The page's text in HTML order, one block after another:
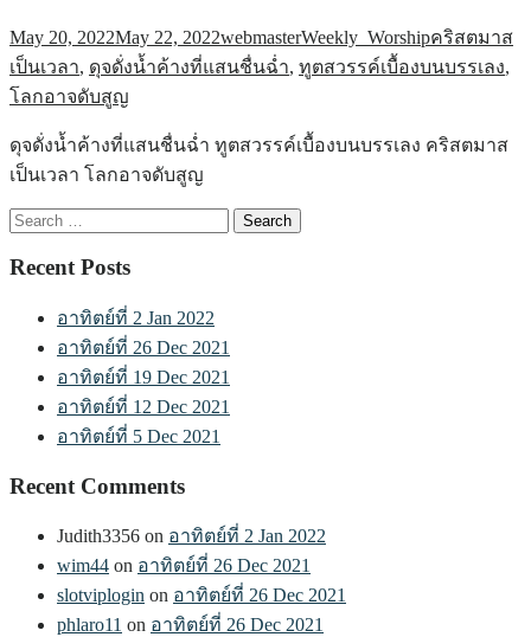
May 20, 2022May 22, 2022webmasterWeekly_Worshipคริสตมาส
เป็นเวลา, ดุจดั่งน้ำค้างที่แสนชื่นฉ่ำ, ทูตสวรรค์เบื้องบนบรรเลง,
โลกอาจดับสูญ
ดุจดั่งน้ำค้างที่แสนชื่นฉ่ำ ทูตสวรรค์เบื้องบนบรรเลง คริสตมาส
เป็นเวลา โลกอาจดับสูญ
Search
for:
Recent Posts
อาทิตย์ที่ 2 Jan 2022
อาทิตย์ที่ 26 Dec 2021
อาทิตย์ที่ 19 Dec 2021
อาทิตย์ที่ 12 Dec 2021
อาทิตย์ที่ 5 Dec 2021
Recent Comments
Judith3356 on อาทิตย์ที่ 2 Jan 2022
wim44 on อาทิตย์ที่ 26 Dec 2021
slotviplogin on อาทิตย์ที่ 26 Dec 2021
phlaro11 on อาทิตย์ที่ 26 Dec 2021